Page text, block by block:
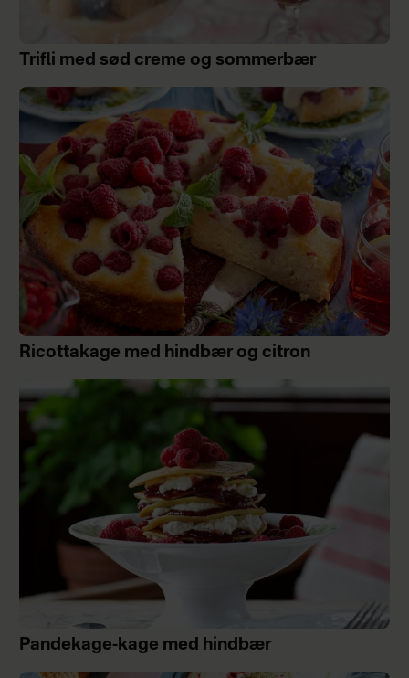
Trifli med sød creme og sommerbær
Ricottakage med hindbær og citron
Pandekage-kage med hindbær